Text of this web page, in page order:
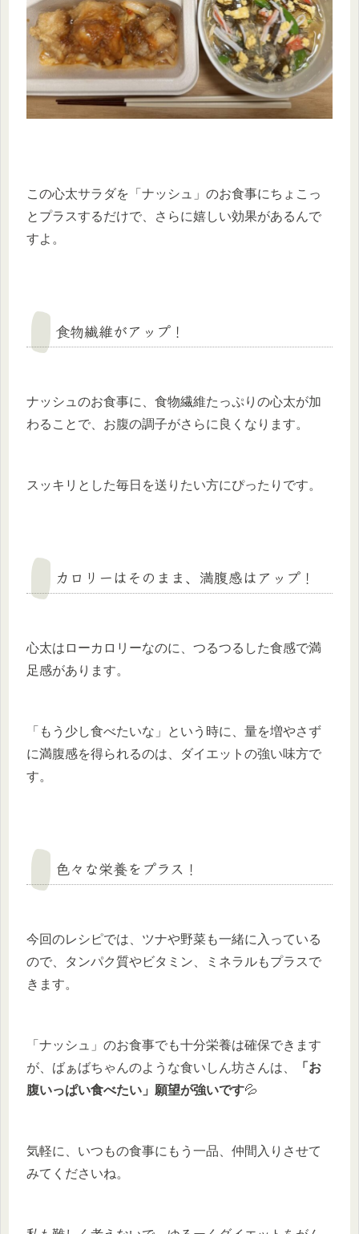
この心太サラダを「ナッシュ」のお食事にちょこっ
とプラスするだけで、さらに嬉しい効果があるんで
すよ。
食物繊維がアップ！
ナッシュのお食事に、食物繊維たっぷりの心太が加
わることで、お腹の調子がさらに良くなります。
スッキリとした毎日を送りたい方にぴったりです。
カロリーはそのまま、満腹感はアップ！
心太はローカロリーなのに、つるつるした食感で満
足感があります。
「もう少し食べたいな」という時に、量を増やさず
に満腹感を得られるのは、ダイエットの強い味方で
す。
色々な栄養をプラス！
今回のレシピでは、ツナや野菜も一緒に入っている
ので、タンパク質やビタミン、ミネラルもプラスで
きます。
「ナッシュ」のお食事でも十分栄養は確保できます
が、ばぁばちゃんのような食いしん坊さんは、
「お
腹いっぱい食べたい」願望が強いです💦
気軽に、いつもの食事にもう一品、仲間入りさせて
みてくださいね。